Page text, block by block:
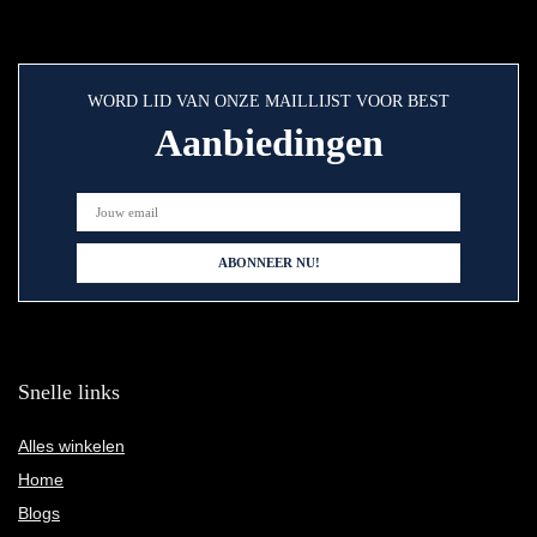
WORD LID VAN ONZE MAILLIJST VOOR BEST
Aanbiedingen
Snelle links
Alles winkelen
Home
Blogs